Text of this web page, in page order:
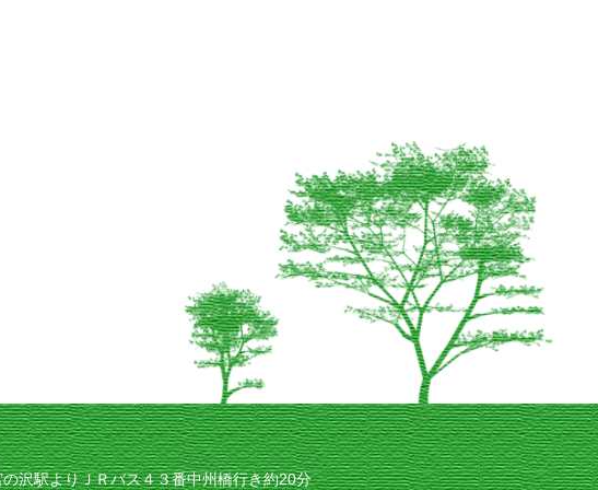
沢駅よりＪＲバス４３番中州橋行き約20分